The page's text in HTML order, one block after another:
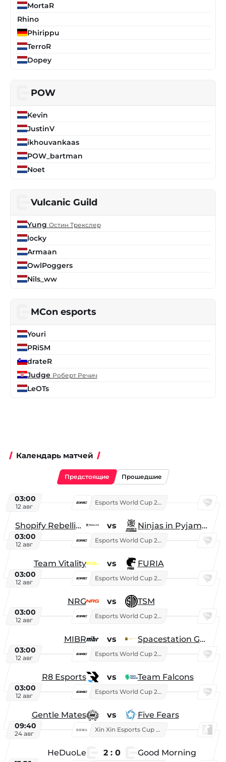
MortaR
Rhino
Phirippu
TerroR
Dopey
POW
Kevin
JustinV
ikhouvankaas
POW_bartman
Noet
Vulcanic Guild
Yung Остин Трекслер
locky
Armaan
OwlPoggers
Nils_ww
MCon esports
Youri
PRiSM
drateR
Judge Роберт Речич
LeOTs
Календарь матчей
Предстоящие Прошедшие
03:00
12 авг
Esports World Cup 2026
Shopify Rebellion vs Ninjas in Pyjamas
03:00
12 авг
Esports World Cup 2026
Team Vitality vs FURIA
03:00
12 авг
Esports World Cup 2026
NRG vs TSM
03:00
12 авг
Esports World Cup 2026
MIBR vs Spacestation Gaming
03:00
12 авг
Esports World Cup 2026
R8 Esports vs Team Falcons
03:00
12 авг
Esports World Cup 2026
Gentle Mates vs Five Fears
09:40
24 авг
Xin Xin Esports Cup 2025
HeDuoLe 2 : 0 Good Morning